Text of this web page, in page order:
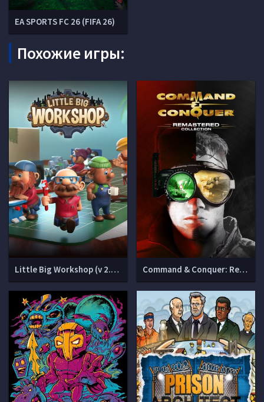
EA SPORTS FC 26 (FIFA 26)
Похожие игры:
Little Big Workshop (v 2.0.14042 + DLC) Command & Conquer: Remastered Collection (v 1.153.11.23850)